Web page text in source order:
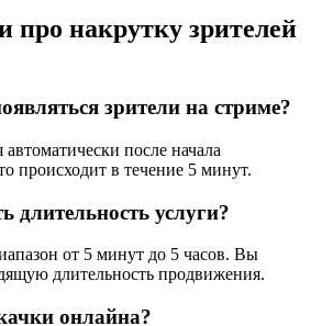
про накрутку зрителей
зрители на стриме?
после начала
происходит в течение 5 минут.
услуги?
от 5 минут до 5 часов. Вы
длительность продвижения.
онлайна?